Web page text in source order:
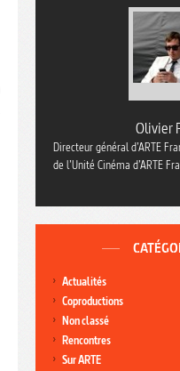
Olivier
Directeur général d’ARTE
de l’Unité Cinéma d’ARTE
Actualités
Coproductions
Non classé
Rencontres
Sur ARTE